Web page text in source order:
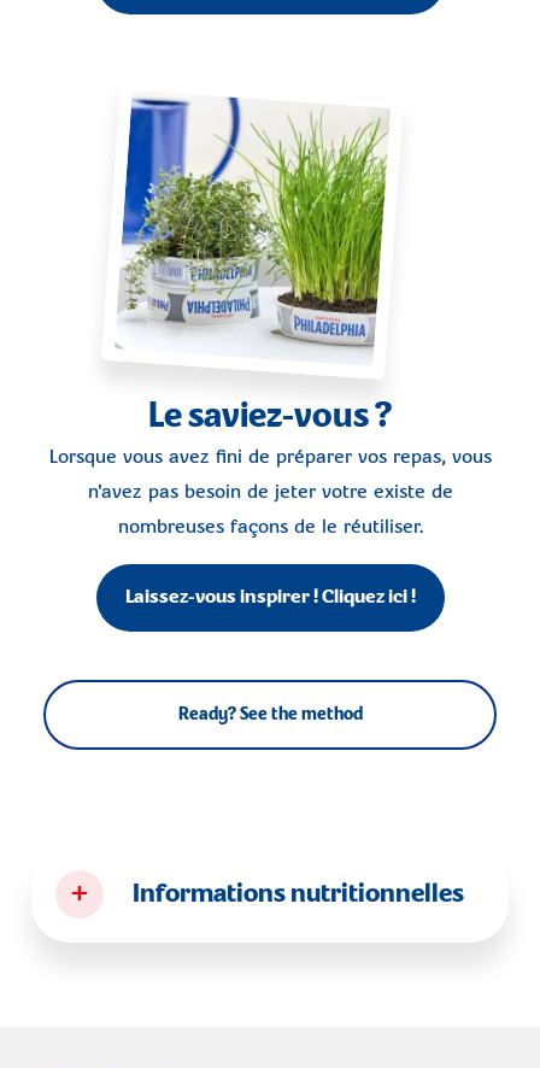
Le saviez-vous ?
Lorsque vous avez fini de préparer vos repas, vous
n'avez pas besoin de jeter votre existe de
nombreuses façons de le réutiliser.
Laissez-vous inspirer ! Cliquez ici !
Ready? See the method
+ Informations nutritionnelles